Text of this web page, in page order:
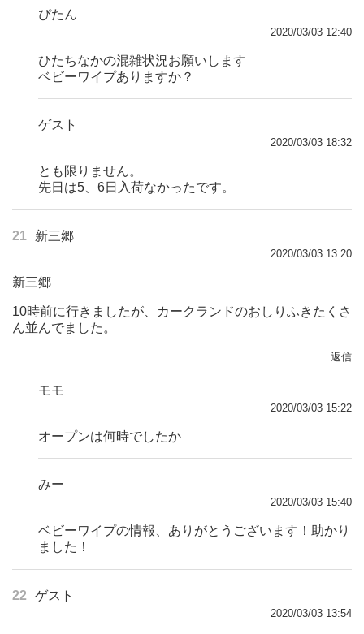
ぴたん
2020/03/03 12:40
ひたちなかの混雑状況お願いします
ベビーワイプありますか？
ゲスト
2020/03/03 18:32
とも限りません。
先日は5、6日入荷なかったです。
21 新三郷
2020/03/03 13:20
新三郷
10時前に行きましたが、カークランドのおしりふきたくさ
ん並んでました。
返信
モモ
2020/03/03 15:22
オープンは何時でしたか
みー
2020/03/03 15:40
ベビーワイプの情報、ありがとうございます！助かり
ました！
22 ゲスト
2020/03/03 13:54